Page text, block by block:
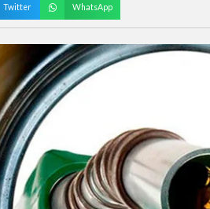
Twitter WhatsApp